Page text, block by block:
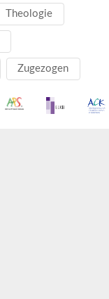
Theologie
Zugezogen